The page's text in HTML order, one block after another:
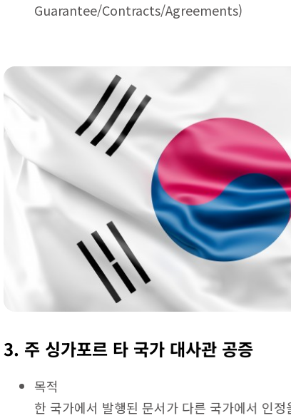
Guarantee/Contracts/Agreements)
3. 주 싱가포르 타 국가 대사관 공증
목적
한 국가에서 발행된 문서가 다른 국가에서 인